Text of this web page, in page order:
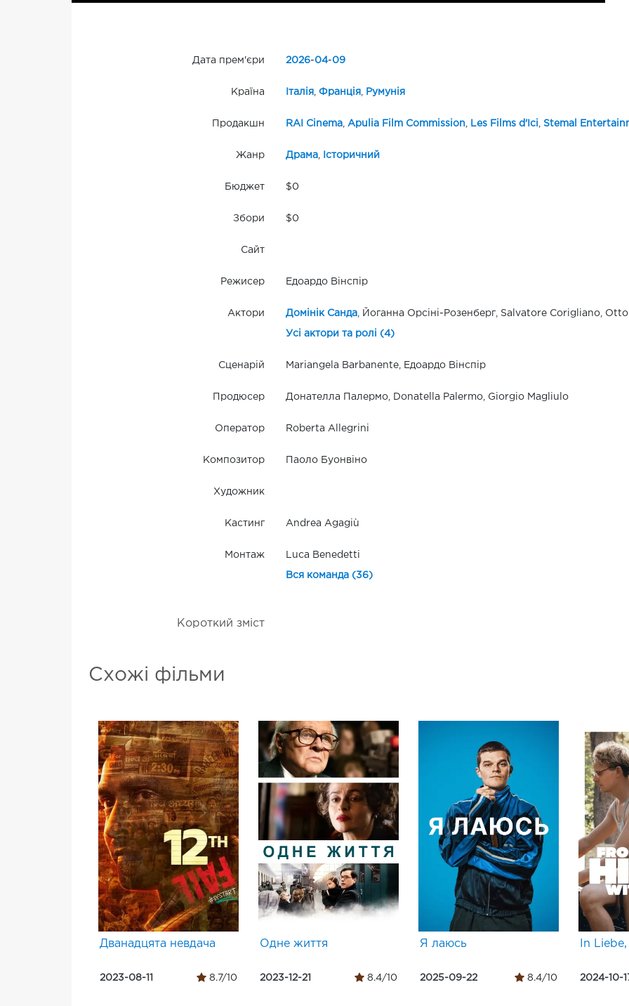
Дата прем'єри 2026-04-09
Країна Італія, Франція, Румунія
Продакшн RAI Cinema, Apulia Film Commission Les Films d'Ici Stemal
Жанр Драма, Історичний
Бюджет $0
Збори $0
Сайт
Режисер Едоардо Вінспір
Актори Домінік Санда, Йоганна Орсіні-Розенберг, Salvatore Corigliano,
Усі актори та ролі (4)
Сценарій Mariangela Barbanente, Едоардо Вінспір
Продюсер Донателла Палермо, Donatella Palermo, Giorgio Magliulo
Оператор Roberta Allegrini
Композитор Паоло Буонвіно
Художник
Кастинг Andrea Agagiù
Монтаж Luca Benedetti
Вся команда (36)
Короткий зміст
Схожі фільми
Дванадцята невдача
2023-08-11 8.7/10
Одне життя
2023-12-21 8.4/10
Я лаюсь
2025-09-22 8.4/10
In
2024-10-